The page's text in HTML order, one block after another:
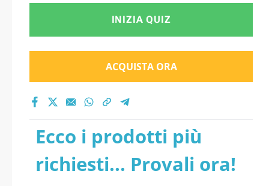
INIZIA QUIZ
ACQUISTA ORA
Ecco i prodotti più
richiesti... Provali ora!